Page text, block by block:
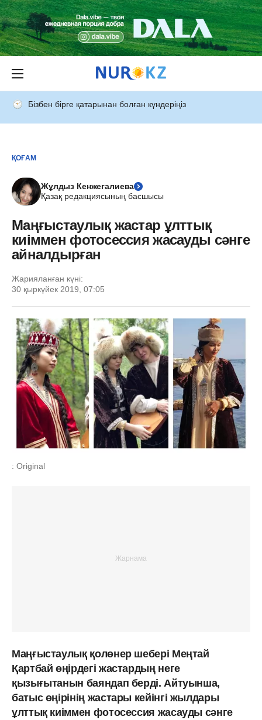
Бізбен бірге қатарынан болған күндеріңіз
ҚОҒАМ
Жұлдыз Кенжегалиева
Қазақ редакциясының басшысы
Маңғыстаулық жастар ұлттық
киіммен фотосессия жасауды сәнге
айналдырған
Жарияланған күні:
30 қыркүйек 2019, 07:05
: Original
Маңғыстаулық қолөнер шебері Меңтай
Қартбай өңірдегі жастардың неге
қызығытанын баяндап берді. Айтуынша,
батыс өңірінің жастары кейінгі жылдары
ұлттық киіммен фотосессия жасауды сәнге